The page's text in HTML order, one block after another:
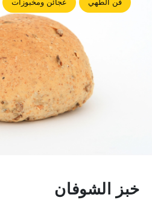
فن الطهي عجائن ومخبوزات
خبز الشوفان